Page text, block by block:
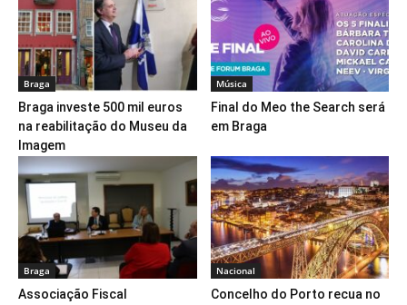
Braga
Braga investe 500 mil euros
na reabilitação do Museu da
Imagem
Música
Final do Meo the Search será
em Braga
Braga
Associação Fiscal
Nacional
Concelho do Porto recua no